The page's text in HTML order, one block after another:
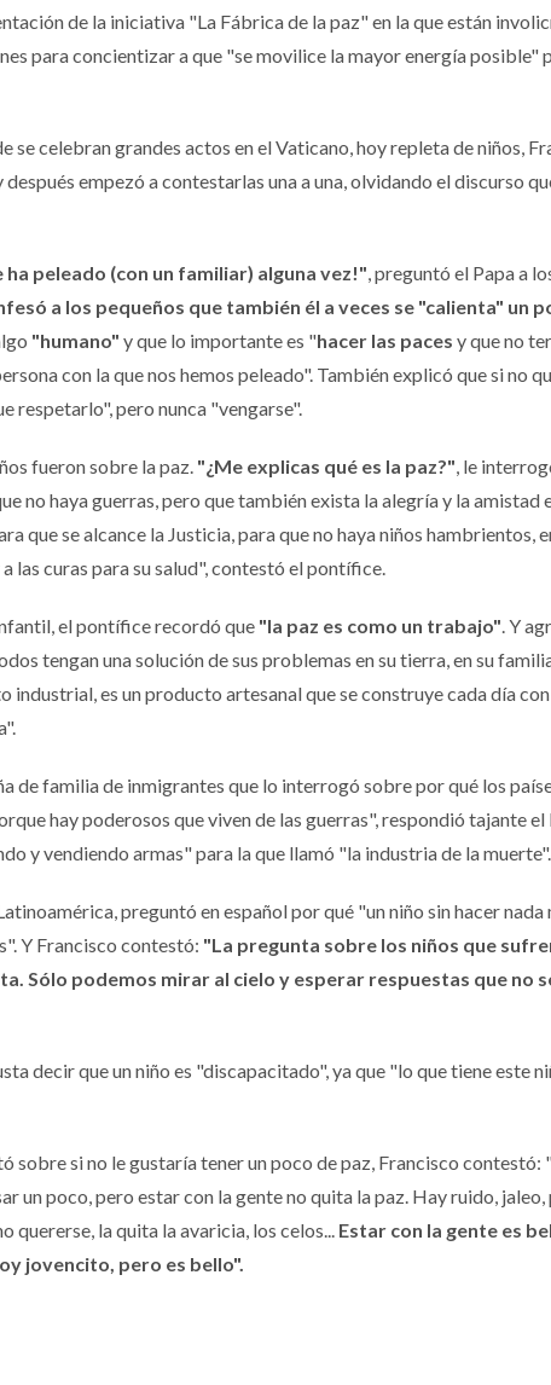
de la iniciativa "La Fábrica de la paz" en la que están
para concientizar a que "se movilice la mayor energía posible"
se celebran grandes actos en el Vaticano, hoy repleta de niños,
empezó a contestarlas una a una, olvidando el discurso
ha peleado (con un familiar) alguna vez!" , preguntó el Papa a
a los pequeños que también él a veces se "calienta" un
"humano" y que lo importante es "hacer las paces y que no
con la que nos hemos peleado". También explicó que si no
respetarlo", pero nunca "vengarse".
fueron sobre la paz. "¿Me explicas qué es la paz?" , le
no haya guerras, pero que también exista la alegría y la amistad
que se alcance la Justicia, para que no haya niños hambrientos,
las curas para su salud", contestó el pontífice.
el pontífice recordó que "la paz es como un trabajo" . Y
tengan una solución de sus problemas en su tierra, en su
industrial, es un producto artesanal que se construye cada día
de familia de inmigrantes que lo interrogó sobre por qué los
hay poderosos que viven de las guerras", respondió tajante el
y vendiendo armas" para la que llamó "la industria de la muerte".
preguntó en español por qué "un niño sin hacer nada
Y Francisco contestó: "La pregunta sobre los niños que
Sólo podemos mirar al cielo y esperar respuestas que no
decir que un niño es "discapacitado", ya que "lo que tiene este
sobre si no le gustaría tener un poco de paz, Francisco contestó:
un poco, pero estar con la gente no quita la paz. Hay ruido, jaleo,
quererse, la quita la avaricia, los celos... Estar con la gente es
jovencito, pero es bello".